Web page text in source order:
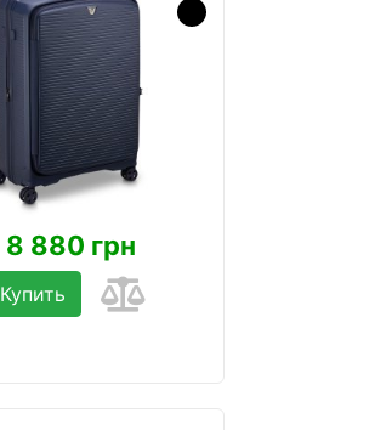
8 880 грн
Купить